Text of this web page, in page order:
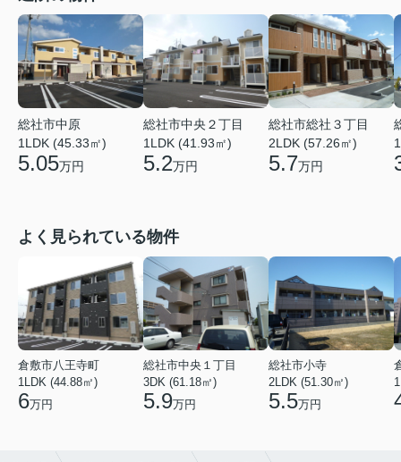
総社市中原
1LDK (45.33㎡)
5.05万円
総社市中央２丁目
1LDK (41.93㎡)
5.2万円
総社市総社３丁目
2LDK (57.26㎡)
5.7万円
よく見られている物件
倉敷市八王寺町
1LDK (44.88㎡)
6万円
総社市中央１丁目
3DK (61.18㎡)
5.9万円
総社市小寺
2LDK (51.30㎡)
5.5万円